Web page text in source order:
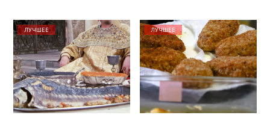
ЛУЧШЕЕ ЛУЧШЕЕ